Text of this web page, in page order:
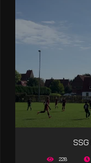
228